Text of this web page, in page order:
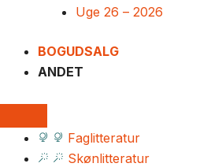
Uge 26 – 2026
BOGUDSALG
ANDET
Faglitteratur
Skønlitteratur